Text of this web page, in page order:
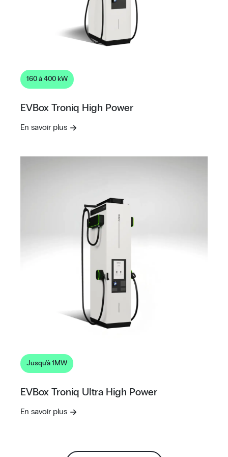
160 à 400 kW
EVBox Troniq High Power
En savoir plus
Jusqu'à 1MW
EVBox Troniq Ultra High Power
En savoir plus